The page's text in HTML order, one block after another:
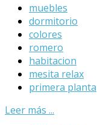
muebles
dormitorio
colores
romero
habitacion
mesita relax
primera planta
Leer más ...